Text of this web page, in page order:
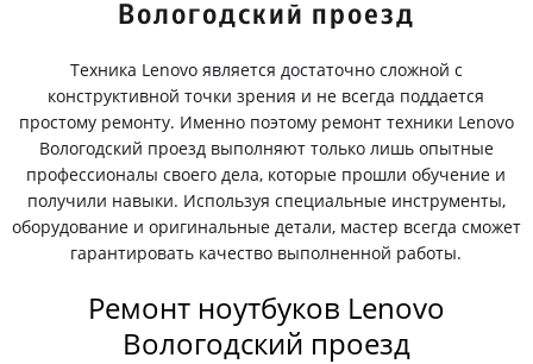
Вологодский проезд
Техника Lenovo является достаточно сложной с
конструктивной точки зрения и не всегда поддается
простому ремонту. Именно поэтому ремонт техники Lenovo
Вологодский проезд выполняют только лишь опытные
профессионалы своего дела, которые прошли обучение и
получили навыки. Используя специальные инструменты,
оборудование и оригинальные детали, мастер всегда сможет
гарантировать качество выполненной работы.
Ремонт ноутбуков Lenovo
Вологодский проезд